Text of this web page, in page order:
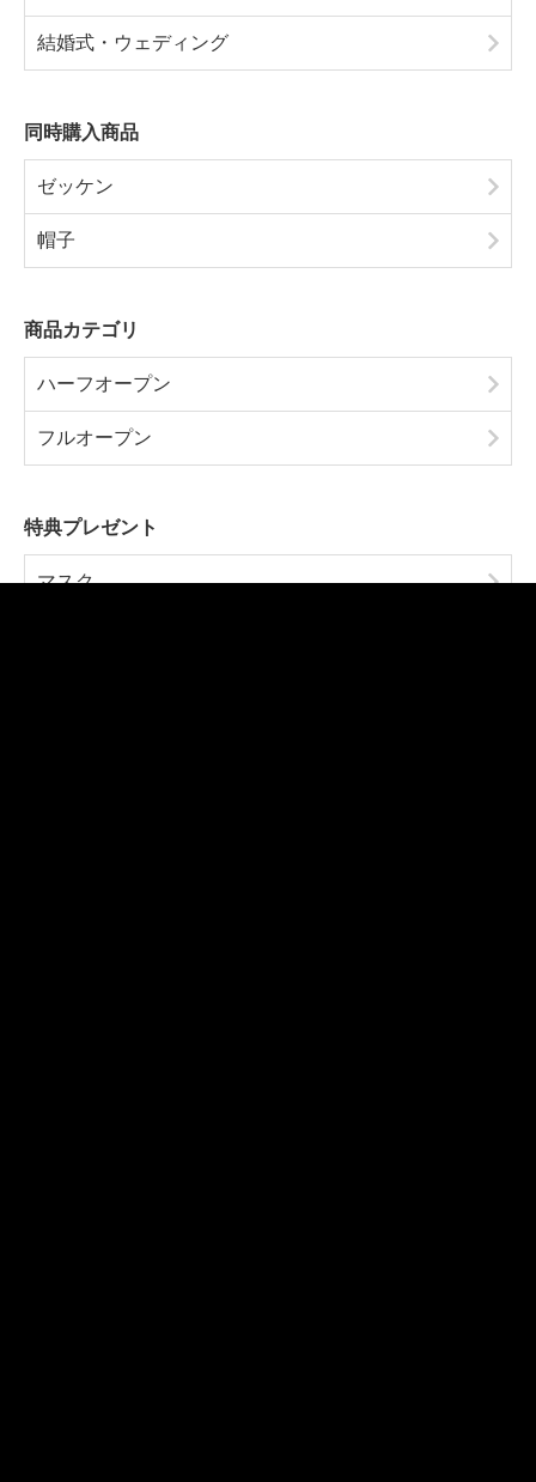
結婚式・ウェディング
同時購入商品
ゼッケン
帽子
商品カテゴリ
ハーフオープン
フルオープン
特典プレゼント
マスク